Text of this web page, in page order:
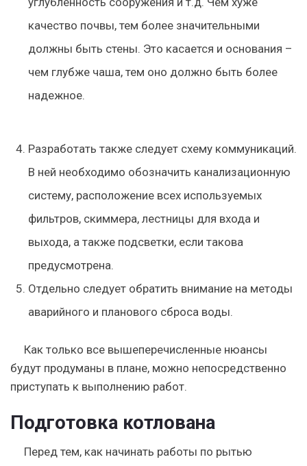
качество почвы, тем более значительными
должны быть стены. Это касается и основания –
чем глубже чаша, тем оно должно быть более
надежное.
Разработать также следует схему коммуникаций.
В ней необходимо обозначить канализационную
систему, расположение всех используемых
фильтров, скиммера, лестницы для входа и
выхода, а также подсветки, если такова
предусмотрена.
Отдельно следует обратить внимание на методы
аварийного и планового сброса воды.
Как только все вышеперечисленные нюансы
будут продуманы в плане, можно непосредственно
приступать к выполнению работ.
Подготовка котлована
Перед тем, как начинать работы по рытью